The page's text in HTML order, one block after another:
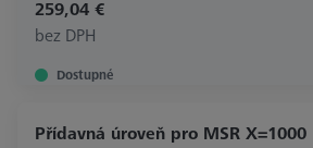
259,04 €
bez DPH
Dostupné
Přídavná úroveň pro MSR X=1000